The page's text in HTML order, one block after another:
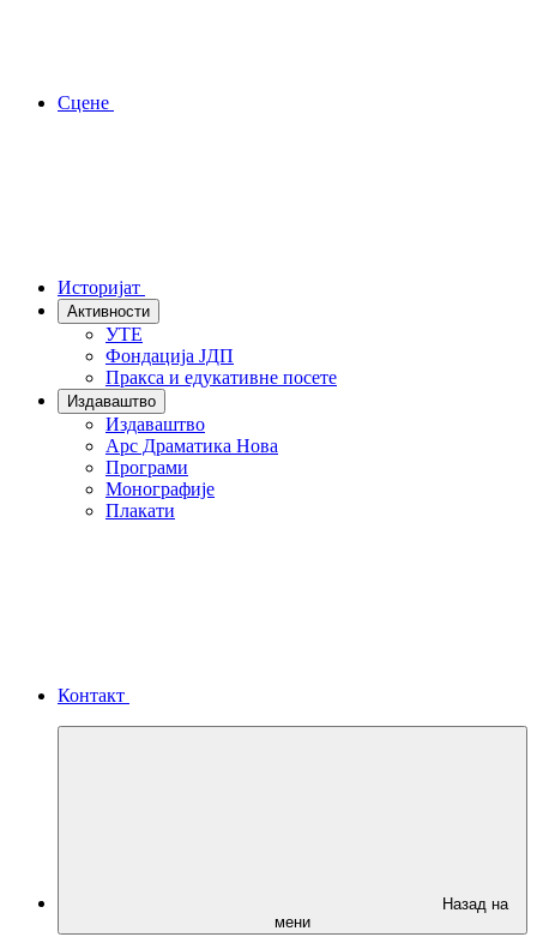
Сцене
Историјат
Активности
УТЕ
Фондација ЈДП
Пракса и едукативне посете
Издаваштво
Издаваштво
Арс Драматика Нова
Програми
Монографије
Плакати
Контакт
Назад на
мени